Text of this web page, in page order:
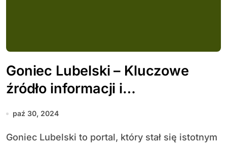
Goniec Lubelski – Kluczowe
źródło informacji i
zaangażowania w
paź 30, 2024
Goniec Lubelski to portal, który stał się istotnym